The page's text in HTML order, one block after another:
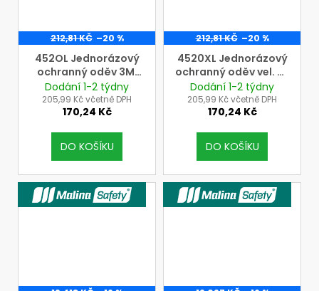
212,81 KČ –20 %
452OL Jednorázový
ochranný oděv 3M,
vel. L = výška: 174-181
cm, obvod
hrudníku:100-108 cm,
III)
Dodání 1-2 týdny
205,99 Kč včetně DPH
170,24 Kč
DO KOŠÍKU
212,81 KČ –20 %
4520XL Jednorázový
ochranný oděv vel. XL
= výška: 179-187 cm,
obvod hrudníku: 108-
115cm, (3M, typ 5/6,
Dodání 1-2 týdny
205,99 Kč včetně DPH
170,24 Kč
DO KOŠÍKU
VÝROBCE MALINASAFETY VÝROBCE MALINASAFETY